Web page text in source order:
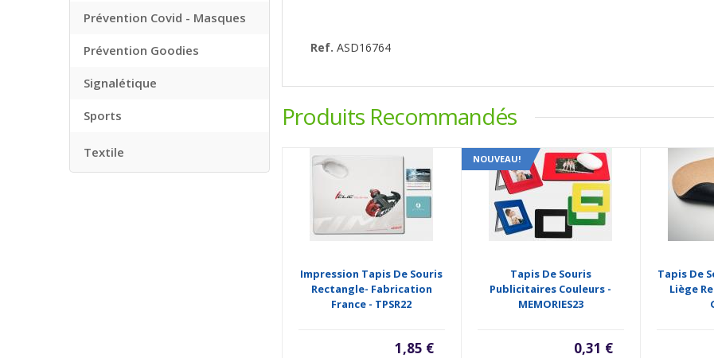
Prévention Covid - Masques
Prévention Goodies
Signalétique
Sports
Textile
Ref. ASD16764
Produits Recommandés
Impression Tapis De Souris
Rectangle- Fabrication
France - TPSR22
1,85 €
NOUVEAU!
Tapis De Souris
Publicitaires Couleurs -
MEMORIES23
0,31 €
Tapis De
Liège